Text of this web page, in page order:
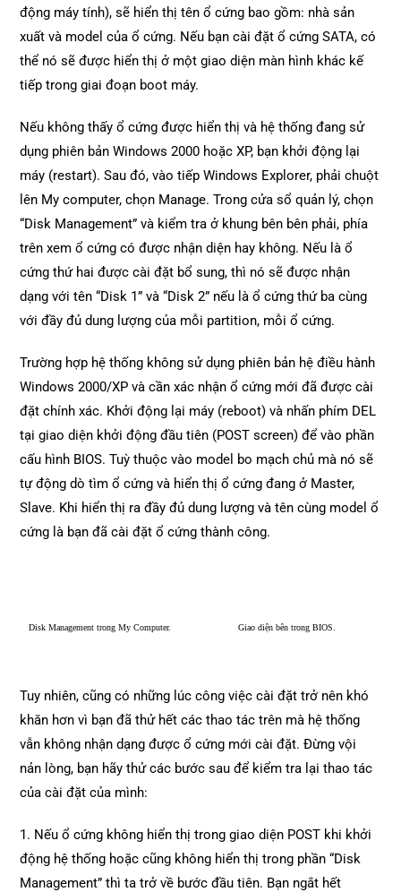
động máy tính), sẽ hiển thị tên ổ cứng bao gồm: nhà sản
xuất và model của ổ cứng. Nếu bạn cài đặt ổ cứng SATA, có
thể nó sẽ được hiển thị ở một giao diện màn hình khác kế
tiếp trong giai đoạn boot máy.
Nếu không thấy ổ cứng được hiển thị và hệ thống đang sử
dụng phiên bản Windows 2000 hoặc XP, bạn khởi động lại
máy (restart). Sau đó, vào tiếp Windows Explorer, phải chuột
lên My computer, chọn Manage. Trong cửa sổ quản lý, chọn
“Disk Management” và kiểm tra ở khung bên bên phải, phía
trên xem ổ cứng có được nhận diện hay không. Nếu là ổ
cứng thứ hai được cài đặt bổ sung, thì nó sẽ được nhận
dạng với tên “Disk 1” và “Disk 2” nếu là ổ cứng thứ ba cùng
với đầy đủ dung lượng của mỗi partition, mỗi ổ cứng.
Trường hợp hệ thống không sử dụng phiên bản hệ điều hành
Windows 2000/XP và cần xác nhận ổ cứng mới đã được cài
đặt chính xác. Khởi động lại máy (reboot) và nhấn phím DEL
tại giao diện khởi động đầu tiên (POST screen) để vào phần
cấu hình BIOS. Tuỳ thuộc vào model bo mạch chủ mà nó sẽ
tự động dò tìm ổ cứng và hiển thị ổ cứng đang ở Master,
Slave. Khi hiển thị ra đầy đủ dung lượng và tên cùng model ổ
cứng là bạn đã cài đặt ổ cứng thành công.
Disk Management trong My Computer. Giao diện bên trong BIOS.
Tuy nhiên, cũng có những lúc công việc cài đặt trở nên khó
khăn hơn vì bạn đã thử hết các thao tác trên mà hệ thống
vẫn không nhận dạng được ổ cứng mới cài đặt. Đừng vội
nản lòng, bạn hãy thử các bước sau để kiểm tra lại thao tác
của cài đặt của mình:
1. Nếu ổ cứng không hiển thị trong giao diện POST khi khởi
động hệ thống hoặc cũng không hiển thị trong phần “Disk
Management” thì ta trở về bước đầu tiên. Bạn ngắt hết